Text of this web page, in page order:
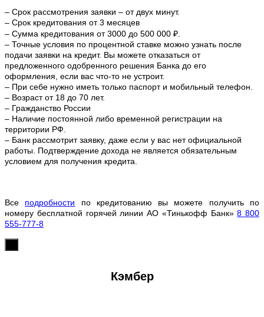
– Срок рассмотрения заявки – от двух минут.
– Срок кредитования от 3 месяцев
– Сумма кредитования от 3000 до 500 000 ₽.
– Точные условия по процентной ставке можно узнать после
подачи заявки на кредит. Вы можете отказаться от
предложенного одобренного решения Банка до его
оформления, если вас что-то не устроит.
– При себе нужно иметь только паспорт и мобильный телефон.
– Возраст от 18 до 70 лет.
– Гражданство России
– Наличие постоянной либо временной регистрации на
территории РФ.
– Банк рассмотрит заявку, даже если у вас нет официальной
работы. Подтверждение дохода не является обязательным
условием для получения кредита.
Все подробности по кредитованию вы можете получить по
номеру бесплатной горячей линии АО «Тинькофф Банк»8 800
555-777-8
Кэмбер